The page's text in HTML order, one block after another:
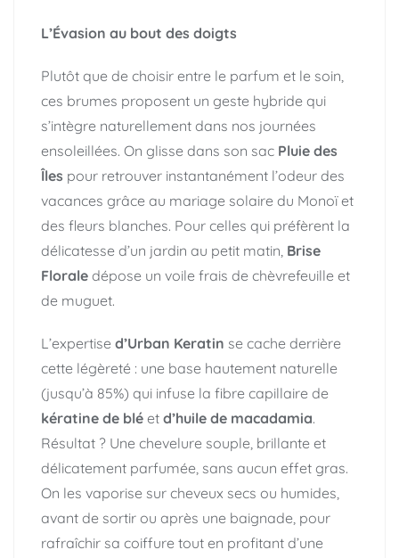
L’Évasion au bout des doigts
Plutôt que de choisir entre le parfum et le soin,
ces brumes proposent un geste hybride qui
s’intègre naturellement dans nos journées
ensoleillées. On glisse dans son sac Pluie des
Îles pour retrouver instantanément l’odeur des
vacances grâce au mariage solaire du Monoï et
des fleurs blanches. Pour celles qui préfèrent la
délicatesse d’un jardin au petit matin, Brise
Florale dépose un voile frais de chèvrefeuille et
de muguet.
L’expertise d’Urban Keratin se cache derrière
cette légèreté : une base hautement naturelle
(jusqu’à 85%) qui infuse la fibre capillaire de
kératine de blé et d’huile de macadamia.
Résultat ? Une chevelure souple, brillante et
délicatement parfumée, sans aucun effet gras.
On les vaporise sur cheveux secs ou humides,
avant de sortir ou après une baignade, pour
rafraîchir sa coiffure tout en profitant d’une